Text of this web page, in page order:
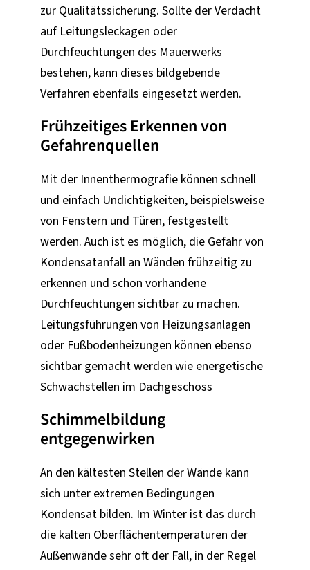
zur Qualitätssicherung. Sollte der Verdacht
auf Leitungsleckagen oder
Durchfeuchtungen des Mauerwerks
bestehen, kann dieses bildgebende
Verfahren ebenfalls eingesetzt werden.
Frühzeitiges Erkennen von
Gefahrenquellen
Mit der Innenthermografie können schnell
und einfach Undichtigkeiten, beispielsweise
von Fenstern und Türen, festgestellt
werden. Auch ist es möglich, die Gefahr von
Kondensatanfall an Wänden frühzeitig zu
erkennen und schon vorhandene
Durchfeuchtungen sichtbar zu machen.
Leitungsführungen von Heizungsanlagen
oder Fußbodenheizungen können ebenso
sichtbar gemacht werden wie energetische
Schwachstellen im Dachgeschoss
Schimmelbildung
entgegenwirken
An den kältesten Stellen der Wände kann
sich unter extremen Bedingungen
Kondensat bilden. Im Winter ist das durch
die kalten Oberflächentemperaturen der
Außenwände sehr oft der Fall, in der Regel